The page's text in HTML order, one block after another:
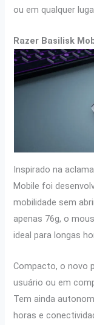
ou em qualquer
Razer Basilisk
Inspirado na
Mobile foi
mobilidade sem
apenas 76g, o
ideal para longas
Compacto, o novo
usuário ou em
Tem ainda
horas e